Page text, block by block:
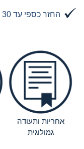
החזר כספי עד 30 יום
אחריות ותעודה
גמולוגית